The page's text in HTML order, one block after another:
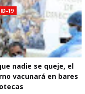
19
nadie se queje, el
vacunará en bares